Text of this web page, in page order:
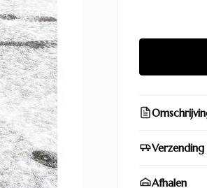
Verzending
Afhalen